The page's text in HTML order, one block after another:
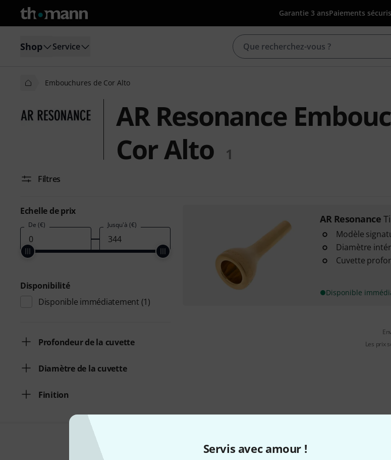
Servis avec amour !
Garantie 3 ansPaiements
Shop Service
Embouchures de Cor Alto
AR Resonance
Cor Alto
1
Filtres
Echelle de prix
De (€) Jusqu'à (€)
Disponibilité
Disponible immédiatement (1)
Profondeur de la cuvette
Diamètre de la cuvette
Finition
AR Resonance
Modèle
Diamètre
Cuvette
Disponible
Les prix
Aimez-vous ce que vous